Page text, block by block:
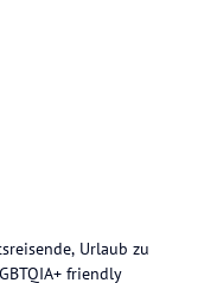
Urlaub zu
friendly